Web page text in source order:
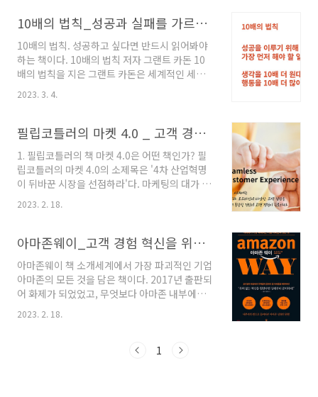
는 사업들을 가지고 있었다. 모두 앞서..
다. 그래서 광고를 하지 않아도 고객들이 알아서
홍보해주는 입소문 마케팅은 요즘같은 침체기에
는 더욱 간절해진다. 어떻게 고객들이 우리 브랜
드와 서비스를 얘기하게 만들지 입소문을 만들어
내는 전략에 대해 오늘 완전히 파헤쳐보자!! 사업
을 하는 중소기업이나 스타트업 CEO라면, 대기
책에서는 입소문을 만들어내는 6가지 바이럴 마
케팅 비밀을 소..
10배의 법칙_성공과 실패를 가르는 유일한 차이
10배의 법칙. 성공하고 싶다면 반드시 읽어봐야
하는 책이다. 10배의 법칙 저자 그랜트 카돈 10
배의 법칙을 지은 그랜트 카돈은 세계적인 세일
성공한 기업가이자 부동산 투자자기도 하다. 그
가정신, 동기부여, 금융, 투자 전문 강연가이자 베
스트셀러 작가다. 그랜트 카돈은 7개의 기업을 보
유하고 있으며 운용 자산 25억 달러, 순자산은 3
억 달러를 웃도는 억만장자다. 1996년 부동산 회
사를 설립해 탁월한 투자자로 명성을 떨치며 억
만장자가 되었다. 10배의 법칙은 그가 2011년
그의 딸에게 세일즈 훈련을 교육시키는..
2023. 3. 4.
필립코틀러의 마켓 4.0 _ 고객 경험을 말하다
1. 필립코틀러의 책 마켓 4.0은 어떤 책인가? 필
립코틀러의 마켓 4.0의 소제목은 '4차 산업혁명
이 뒤바꾼 시장을 선점하라'다. 마케팅의 대가 필
야 한다는 것을 알려주는 책이다. 마케팅에도 혁
자는 어떻게 바뀌나? 그리고 기업은 어떤 전략을
세워야 할까? 이 책은 4차 산업혁명 시대에 시장
과 소비자가 어떻게 바뀌고 있는지를 보여주며,
그 변화에 맞추어 기업이 어떤 전략을 세워야 할
지에 대해 가이드를 준다. 특히 이 책에서 그는 제
품 중심(마켓 1.0)에서 고객 중심(마켓 2.0)으로,
인간의 가치를 수용하고 반영하는 ..
2023. 2. 18.
아마존웨이_고객 경험 혁신을 위한 추천책
아마존웨이 책 소개세계에서 가장 파괴적인 기업
아마존의 모든 것을 담은 책이다. 2017년 출판되
어 화제가 되었었고, 무엇보다 아마존 내부에서
일한 경험자가 실제 체험하고 제프 베조스를 대
하며 몸으로 체득한 아마존의 리더십을 적은 책
의 기간 동안 26차례의 인터뷰를 거쳐 아마존에
2023. 2. 18.
1